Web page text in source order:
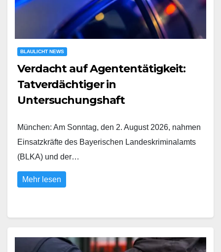
BLAULICHT NEWS
Verdacht auf Agententätigkeit:
Tatverdächtiger in
Untersuchungshaft
München: Am Sonntag, den 2. August 2026, nahmen
Einsatzkräfte des Bayerischen Landeskriminalamts
(BLKA) und der…
Mehr lesen